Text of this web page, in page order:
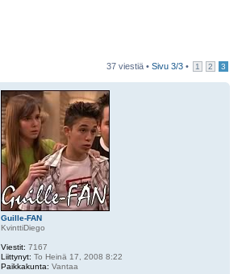
37 viestiä • Sivu 3/3 • 1 2 3
Guille-FAN
KvinttiDiego
Viestit: 7167
Liittynyt: To Heinä 17, 2008 8:22
Paikkakunta: Vantaa